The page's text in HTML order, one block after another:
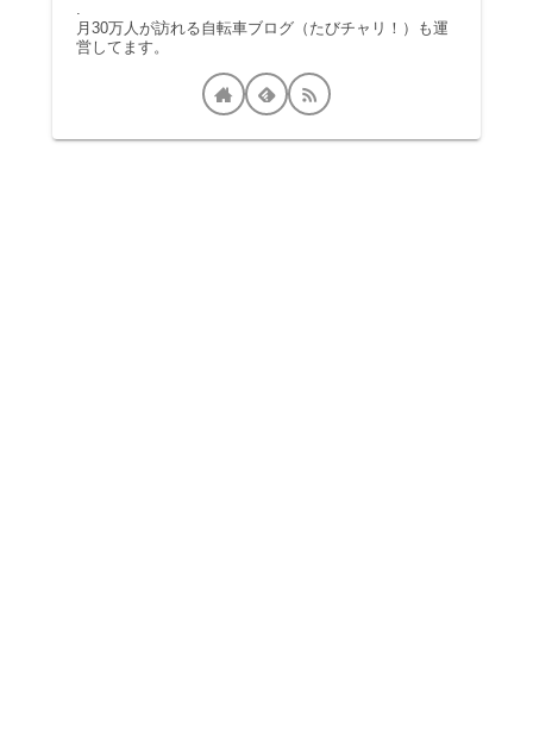
月30万人が訪れる自転車ブログ（たびチャリ！）も運
営してます。